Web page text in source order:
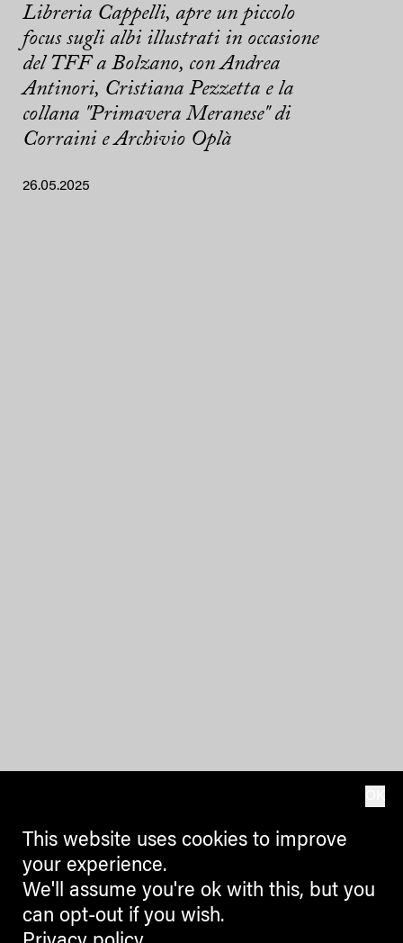
Libreria Cappelli, apre un piccolo
focus sugli albi illustrati in occasione
del TFF a Bolzano, con Andrea
Antinori, Cristiana Pezzetta e la
collana "Primavera Meranese" di
Corraini e Archivio Oplà
26.05.2025
This website uses cookies to improve
your experience.
We'll assume you're ok with this, but you
can opt-out if you wish.